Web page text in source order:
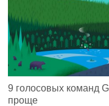
9 голосовых команд
проще